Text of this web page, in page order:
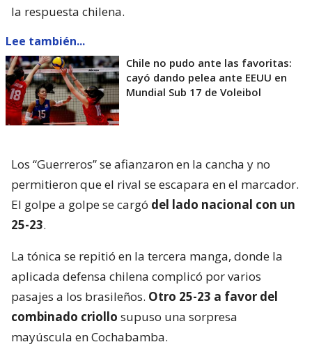
la respuesta chilena.
Lee también...
Chile no pudo ante las favoritas:
cayó dando pelea ante EEUU en
Mundial Sub 17 de Voleibol
Los “Guerreros” se afianzaron en la cancha y no
permitieron que el rival se escapara en el marcador.
El golpe a golpe se cargó del lado nacional con un
25-23.
La tónica se repitió en la tercera manga, donde la
aplicada defensa chilena complicó por varios
pasajes a los brasileños. Otro 25-23 a favor del
combinado criollo supuso una sorpresa
mayúscula en Cochabamba.